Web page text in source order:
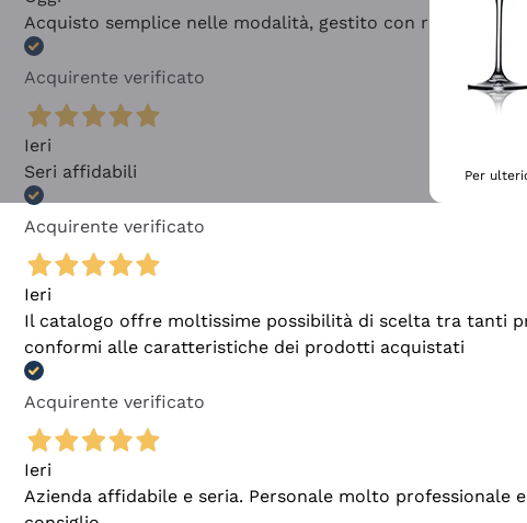
Acquisto semplice nelle modalità, gestito con rapidità e
Acquirente verificato
Ieri
Seri affidabili
Acquirente verificato
Ieri
Il catalogo offre moltissime possibilità di scelta tra tanti
conformi alle caratteristiche dei prodotti acquistati
Acquirente verificato
Ieri
Azienda affidabile e seria. Personale molto
Per